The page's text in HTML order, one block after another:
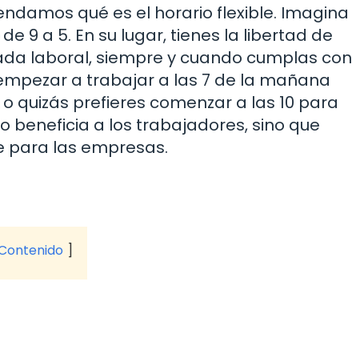
qué es el horario flexible. Imagina
9 a 5. En su lugar, tienes la libertad de
laboral, siempre y cuando cumplas con
a trabajar a las 7 de la mañana
quizás prefieres comenzar a las 10 para
beneficia a los trabajadores, sino que
para las empresas.